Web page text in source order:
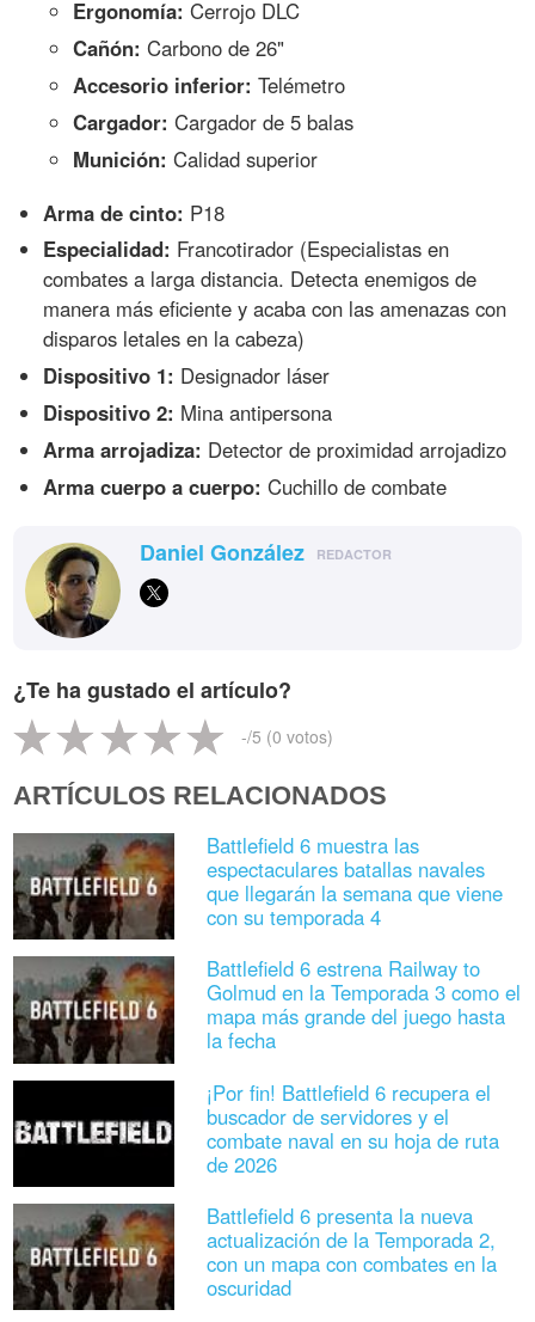
Ergonomía: Cerrojo DLC
Cañón: Carbono de 26"
Accesorio inferior: Telémetro
Cargador: Cargador de 5 balas
Munición: Calidad superior
Arma de cinto: P18
Especialidad: Francotirador (Especialistas en
combates a larga distancia. Detecta enemigos de
manera más eficiente y acaba con las amenazas con
disparos letales en la cabeza)
Dispositivo 1: Designador láser
Dispositivo 2: Mina antipersona
Arma arrojadiza: Detector de proximidad arrojadizo
Arma cuerpo a cuerpo: Cuchillo de combate
Daniel González REDACTOR
¿Te ha gustado el artículo?
-/5 (0 votos)
ARTÍCULOS RELACIONADOS
Battlefield 6 muestra las
espectaculares batallas navales
que llegarán la semana que viene
con su temporada 4
Battlefield 6 estrena Railway to
Golmud en la Temporada 3 como el
mapa más grande del juego hasta
la fecha
¡Por fin! Battlefield 6 recupera el
buscador de servidores y el
combate naval en su hoja de ruta
de 2026
Battlefield 6 presenta la nueva
actualización de la Temporada 2,
con un mapa con combates en la
oscuridad